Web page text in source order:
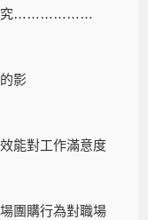
研究………………
影
能對工作滿意度
團購行為對職場